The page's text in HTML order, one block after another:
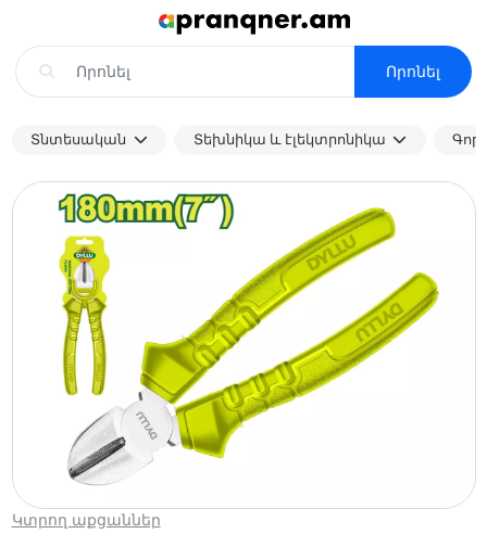
Որոնել
Տնտեսական Տեխնիկա և էլեկտրոնիկա
Կտրող աքցաններ